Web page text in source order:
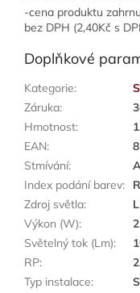
-cena produktu
bez DPH (2,40Kč s
Doplňkové
Kategorie:
Záruka:
Hmotnost:
EAN:
Stmívání:
Index podání barev:
Zdroj světla:
Výkon (W):
Světelný tok (Lm):
RP:
Typ instalace: